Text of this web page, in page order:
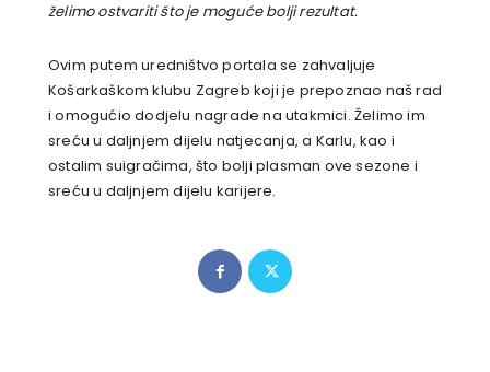
želimo ostvariti što je moguće bolji rezultat.
Ovim putem uredništvo portala se zahvaljuje
Košarkaškom klubu Zagreb koji je prepoznao naš rad
i omogućio dodjelu nagrade na utakmici. Želimo im
sreću u daljnjem dijelu natjecanja, a Karlu, kao i
ostalim suigračima, što bolji plasman ove sezone i
sreću u daljnjem dijelu karijere.